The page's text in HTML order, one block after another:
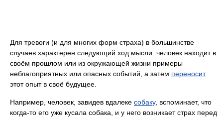
Для тревоги (и для многих форм страха) в большинстве
случаев характерен следующий ход мысли: человек находит в
своём прошлом или из окружающей жизни примеры
неблагоприятных или опасных событий, а затем переносит
этот опыт в своё будущее.
Например, человек, завидев вдалеке собаку, вспоминает, что
когда-то его уже кусала собака, и у него возникает страх перед